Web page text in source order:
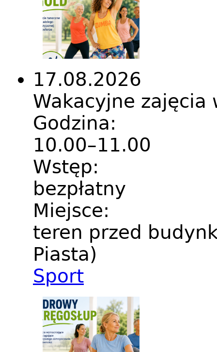
17.08.2026
Wakacyjne zajęcia
Godzina:
10.00–11.00
Wstęp:
bezpłatny
Miejsce:
teren przed
Piasta)
Sport